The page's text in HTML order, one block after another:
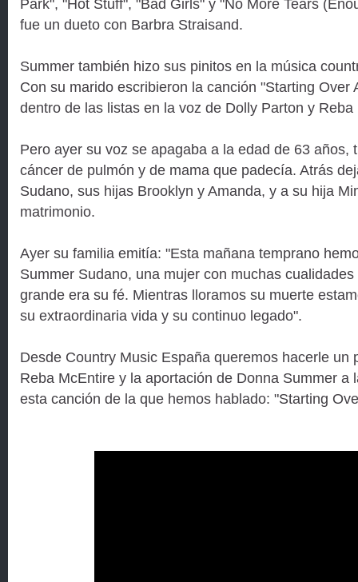
Park", "Hot Stuff", "Bad Girls" y "No More Tears
fue un dueto con Barbra Straisand.
Summer también hizo sus pinitos en la música
Con su marido escribieron la canción "Starting Over
dentro de las listas en la voz de Dolly Parton y Reba
Pero ayer su voz se apagaba a la edad de 63 años,
cáncer de pulmón y de mama que padecía. Atrás
Sudano, sus hijas Brooklyn y Amanda, y a su hija
matrimonio.
Ayer su familia emitía: "Esta mañana temprano
Summer Sudano, una mujer con muchas
grande era su fé. Mientras lloramos su muerte
su extraordinaria vida y su continuo legado".
Desde Country Music España queremos hacerle un
Reba McEntire y la aportación de Donna Summer a
esta canción de la que hemos hablado: "Starting